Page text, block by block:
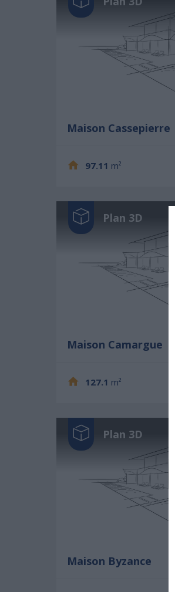
Maison Cassepierre
97.11 m²
Plan 3D
Maison Camargue
127.1 m²
Plan 3D
Maison Byzance